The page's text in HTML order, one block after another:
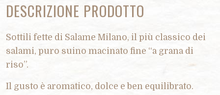
DESCRIZIONE PRODOTTO
Sottili fette di Salame Milano, il più classico dei
salami, puro suino macinato fine “a grana di
riso”.
Il gusto è aromatico, dolce e ben equilibrato.